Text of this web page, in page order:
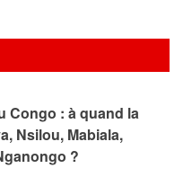
Congo : à quand la
Nsilou, Mabiala,
?